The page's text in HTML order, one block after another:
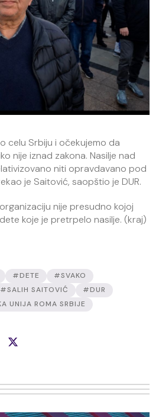
celu Srbiju i očekujemo da
nije iznad zakona. Nasilje nad
niti opravdavano pod
je Saitović, saopštio je DUR.
nije presudno kojoj
koje je pretrpelo nasilje. (kraj)
#DETE
#SVAKO
#SALIH SAITOVIĆ
#DUR
UNIJA ROMA SRBIJE